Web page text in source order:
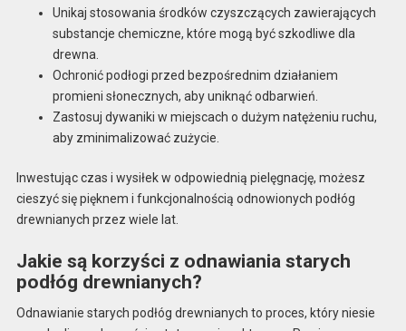
Unikaj stosowania środków czyszczących zawierających
substancje chemiczne, które mogą być szkodliwe dla
drewna.
Ochronić podłogi przed bezpośrednim działaniem
promieni słonecznych, aby uniknąć odbarwień.
Zastosuj dywaniki w miejscach o dużym natężeniu ruchu,
aby zminimalizować zużycie.
Inwestując czas i wysiłek w odpowiednią pielęgnację, możesz
cieszyć się pięknem i funkcjonalnością odnowionych podłóg
drewnianych przez wiele lat.
Jakie są korzyści z odnawiania starych
podłóg drewnianych?
Odnawianie starych podłóg drewnianych to proces, który niesie